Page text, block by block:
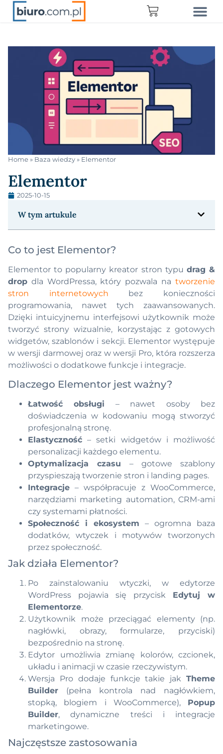
Home» Baza wiedzy» Elementor
Elementor
2025-10-15
W tym artukule
Co to jest Elementor?
Elementor to popularny kreator stron typu drag &
drop dla WordPressa, który pozwala na tworzenie
stron internetowych bez konieczności
programowania, nawet tych zaawansowanych.
Dzięki intuicyjnemu interfejsowi użytkownik może
tworzyć strony wizualnie, korzystając z gotowych
widgetów, szablonów i sekcji. Elementor występuje
w wersji darmowej oraz w wersji Pro, która rozszerza
możliwości o dodatkowe funkcje i integracje.
Dlaczego Elementor jest ważny?
Łatwość obsługi – nawet osoby bez
doświadczenia w kodowaniu mogą stworzyć
profesjonalną stronę.
Elastyczność – setki widgetów i możliwość
personalizacji każdego elementu.
Optymalizacja czasu – gotowe szablony
przyspieszają tworzenie stron i landing pages.
Integracje – współpracuje z WooCommerce,
narzędziami marketing automation, CRM-ami
czy systemami płatności.
Społeczność i ekosystem – ogromna baza
dodatków, wtyczek i motywów tworzonych
przez społeczność.
Jak działa Elementor?
Po zainstalowaniu wtyczki, w edytorze
WordPress pojawia się przycisk Edytuj w
Elementorze.
Użytkownik może przeciągać elementy (np.
nagłówki, obrazy, formularze, przyciski)
bezpośrednio na stronę.
Edytor umożliwia zmianę kolorów, czcionek,
układu i animacji w czasie rzeczywistym.
Wersja Pro dodaje funkcje takie jak Theme
Builder (pełna kontrola nad nagłówkiem,
stopką, blogiem i WooCommerce), Popup
Builder, dynamiczne treści i integracje
marketingowe.
Najczęstsze zastosowania